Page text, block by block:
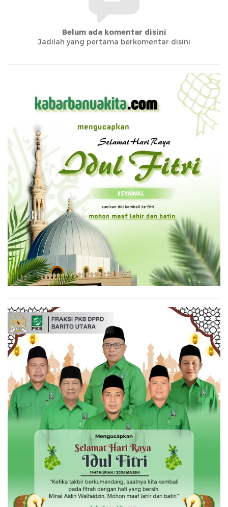
Belum ada komentar disini
Jadilah yang pertama berkomentar disini